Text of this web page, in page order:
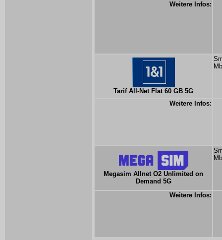
Weitere Infos:
Tarif All-Net Flat 60 GB 5G
Weitere Infos:
Megasim Allnet O2 Unlimited on
Demand 5G
Weitere Infos: